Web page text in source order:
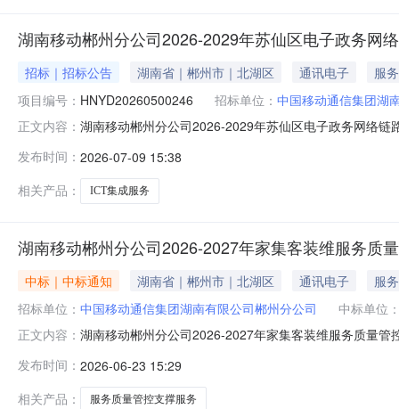
湖南移动郴州分公司2026-2029年苏仙区电子政务网
招标｜招标公告 湖南省｜郴州市｜北湖区 通讯电子
服务
项目编号： HNYD20260500246 招标单位： 中国移动通信集团湖
正文内容： 湖南移动郴州分公司2026-2029年苏仙区电子政务网络
发布时间： 2026-07-09 15:38
相关产品：
ICT集成服务
湖南移动郴州分公司2026-2027年家集客装维服务质
中标｜中标通知 湖南省｜郴州市｜北湖区 通讯电子
服务
招标单位： 中国移动通信集团湖南有限公司郴州分公司
中标单位
正文内容： 湖南移动郴州分公司2026-2027年家集客装维服务质量管
发布时间： 2026-06-23 15:29
相关产品：
服务质量管控支撑服务